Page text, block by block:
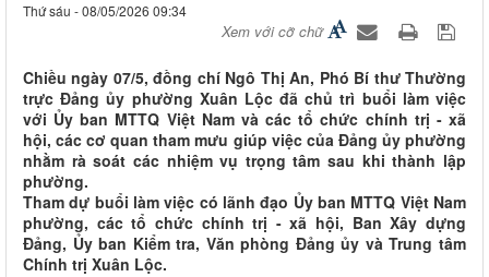
Thứ sáu - 08/05/2026 09:34
Xem với cỡ chữ
Chiều ngày 07/5, đồng chí Ngô Thị An, Phó Bí thư Thường
trực Đảng ủy phường Xuân Lộc đã chủ trì buổi làm việc
với Ủy ban MTTQ Việt Nam và các tổ chức chính trị - xã
hội, các cơ quan tham mưu giúp việc của Đảng ủy phường
nhằm rà soát các nhiệm vụ trọng tâm sau khi thành lập
phường.
Tham dự buổi làm việc có lãnh đạo Ủy ban MTTQ Việt Nam
phường, các tổ chức chính trị - xã hội, Ban Xây dựng
Đảng, Ủy ban Kiểm tra, Văn phòng Đảng ủy và Trung tâm
Chính trị Xuân Lộc.